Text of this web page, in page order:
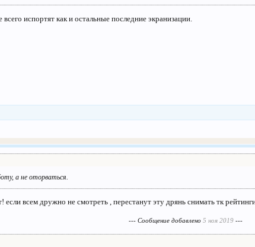
испортят как и остальные последние экранизации.
а не оторваться.
если всем дружно не смотреть , перестанут эту дрянь снимать тк
--- Сообщение добавлено 5 ноя 2019 ---